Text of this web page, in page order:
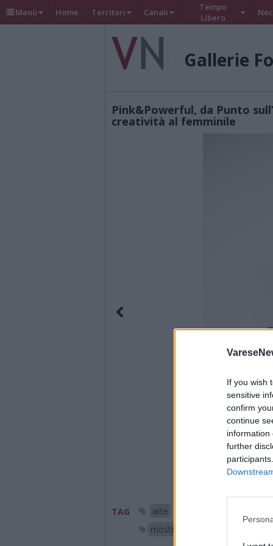
If you wish
sensitive
confirm
continue
information
further
Menù Home Territori Canali
Tempo
Libero
Gallerie
Pink&Powerful, da Punto
creatività al femminile
TAG
arte
mostre